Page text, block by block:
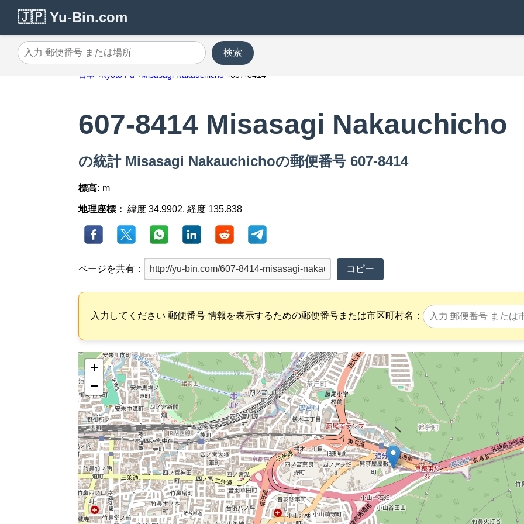
🇯🇵 Yu-Bin.com
入力 郵便番号 または場所
検索
日本 Kyoto Fu Misasagi Nakauchicho 607-8414
607-8414 Misasagi Nakauchicho
の統計 Misasagi Nakauchichoの郵便番号 607-8414
標高: m
地理座標： 緯度 34.9902, 経度 135.838
ページを共有： コピー
入力してください 郵便番号 情報を表示するための郵便番号または市区町村名：
+
−